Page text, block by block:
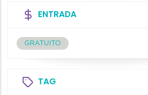
ENTRADA
GRATUITO
TAG